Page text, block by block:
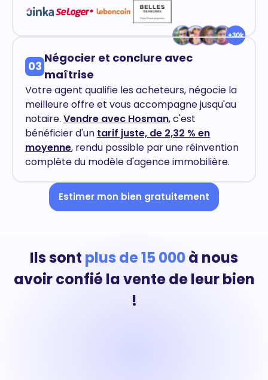
03
Négocier et conclure avec
maîtrise
Votre agent qualifie les acheteurs, négocie la
meilleure offre et vous accompagne jusqu'au
notaire. Vendre avec Hosman, c'est
bénéficier d'un tarif juste, de 2,32 % en
moyenne, rendu possible par une réinvention
complète du modèle d'agence immobilière.
Estimer mon bien gratuitement
Ils sont plus de 15 000à nous
avoir confié la vente de leur bien
!